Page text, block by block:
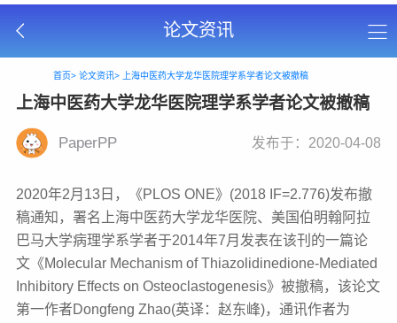
论文资讯
首页> 论文资讯> 上海中医药大学龙华医院理学系学者论文被撤稿
上海中医药大学龙华医院理学系学者论文被撤稿
PaperPP 发布于：2020-04-08
2020年2月13日，《PLOS ONE》(2018 IF=2.776)发布撤
稿通知，署名上海中医药大学龙华医院、美国伯明翰阿拉
巴马大学病理学系学者于2014年7月发表在该刊的一篇论
文《Molecular Mechanism of Thiazolidinedione-Mediated
Inhibitory Effects on Osteoclastogenesis》被撤稿，该论文
第一作者Dongfeng Zhao(英译：赵东峰)，通讯作者为